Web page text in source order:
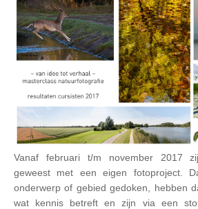
Vanaf februari t/m november 2017
geweest met een eigen fotoproject.
onderwerp of gebied gedoken, hebben
wat kennis betreft en zijn via een